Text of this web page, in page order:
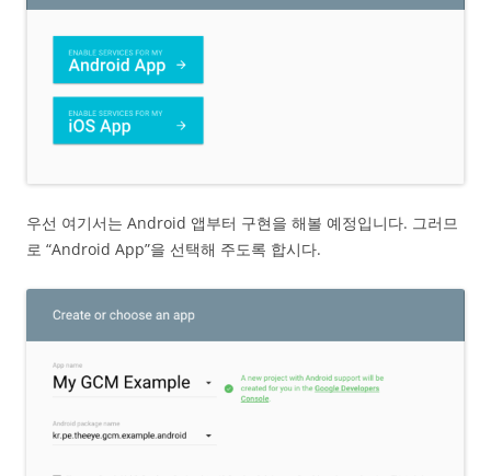
우선 여기서는 Android 앱부터 구현을 해볼 예정입니다. 그러므
로 “Android App”을 선택해 주도록 합시다.